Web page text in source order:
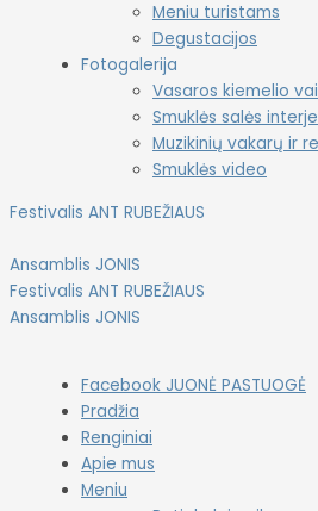
Meniu turistams
Degustacijos
Fotogalerija
Vasaros kiemelio
Smuklės salės
Muzikinių vakarų ir
Smuklės video
Festivalis ANT RUBEŽIAUS
Ansamblis JONIS
Festivalis ANT RUBEŽIAUS
Ansamblis JONIS
Facebook JUONĖ PASTUOGĖ
Pradžia
Renginiai
Apie mus
Meniu